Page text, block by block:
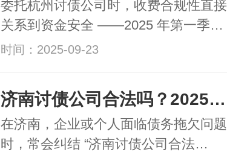
委托杭州讨债公司时，收费合规性直接
关系到资金安全 ——2025 年第一季…
时间：2025-09-23
济南讨债公司合法吗？2025 年法律界定与合规判断指南
在济南，企业或个人面临债务拖欠问题
时，常会纠结 “济南讨债公司合法…